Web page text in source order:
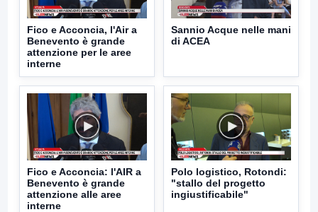
Fico e Acconcia, l'Air a
Benevento è grande
attenzione per le aree
interne
Sannio Acque nelle mani
di ACEA
Fico e Acconcia: l'AIR a
Benevento è grande
attenzione alle aree
interne
Polo logistico, Rotondi:
"stallo del progetto
ingiustificabile"